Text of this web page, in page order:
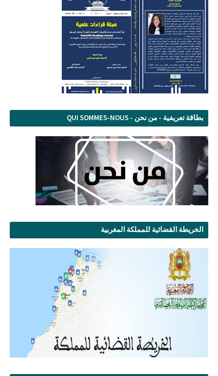
بطاقة تعريفية - من نحن - QUI SOMMES-NOUS
الخريطة القضائية للمملكة المغربية